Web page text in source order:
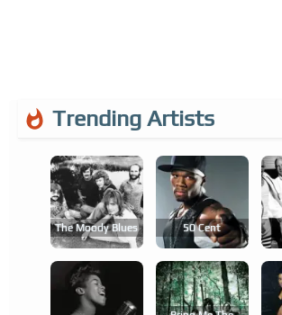
Trending Artists
The Moody Blues 50 Cent